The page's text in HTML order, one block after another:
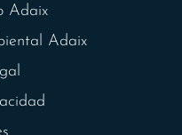
Adaix
Adaix